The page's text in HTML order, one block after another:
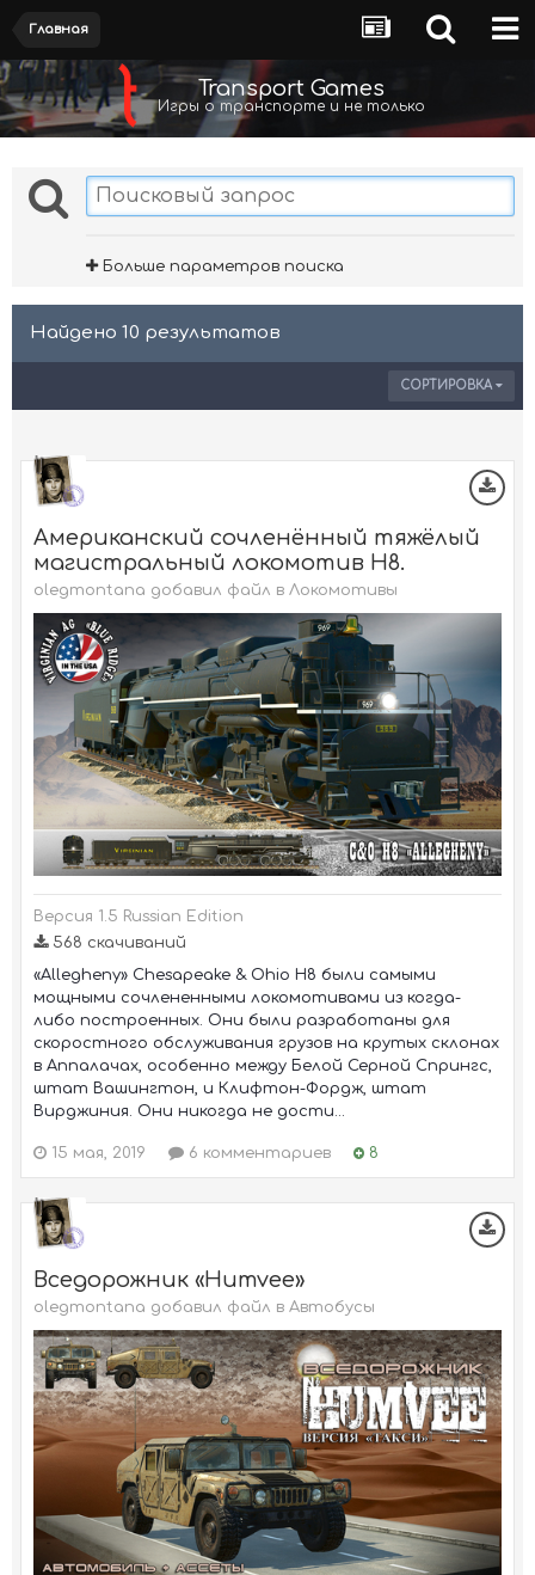
Главная
Transport Games
Игры о транспорте и не только
Больше параметров поиска
Найдено 10 результатов
СОРТИРОВКА
Американский сочленённый тяжёлый
магистральный локомотив H8.
olegmontana добавил файл в Локомотивы
Версия 1.5 Russian Edition
568 скачиваний
«Allegheny» Chesapeake & Ohio H8 были самыми
мощными сочлененными локомотивами из когда-
либо построенных. Они были разработаны для
скоростного обслуживания грузов на крутых склонах
в Аппалачах, особенно между Белой Серной Спрингс,
штат Вашингтон, и Клифтон-Фордж, штат
Вирджиния. Они никогда не дости...
15 мая, 2019 6 комментариев 8
Вседорожник «Humvee»
olegmontana добавил файл в Автобусы